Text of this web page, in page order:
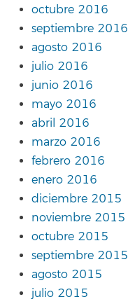
octubre 2016
septiembre 2016
agosto 2016
julio 2016
junio 2016
mayo 2016
abril 2016
marzo 2016
febrero 2016
enero 2016
diciembre 2015
noviembre 2015
octubre 2015
septiembre 2015
agosto 2015
julio 2015